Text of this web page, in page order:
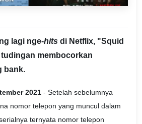
lagi nge-hits di Netflix, "Squid
membocorkan
bank.
2021 - Setelah sebelumnya
nomor telepon yang muncul dalam
ternyata nomor telepon